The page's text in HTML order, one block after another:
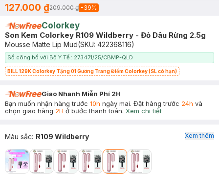
127.000 ₫209.000 ₫ -39%
Colorkey
Son Kem Colorkey R109 Wildberry - Đỏ Dâu Rừng 2.5g
Mousse Matte Lip Mud(SKU: 422368116)
Số công bố với Bộ Y Tế : 273471/25/CBMP-QLD
BILL 129K Colorkey Tặng 01 Gương Trang Điểm Colorkey (SL có hạn)
Giao Nhanh Miễn Phí 2H
Bạn muốn nhận hàng trước 10h ngày mai. Đặt hàng trước 24h và
chọn giao hàng 2H ở bước thanh toán. Xem chi tiết
Màu sắc: R109 Wildberry Xem thêm